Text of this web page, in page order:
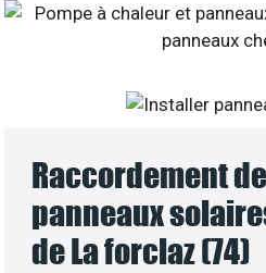
Raccordement
panneaux
de La forclaz (74)